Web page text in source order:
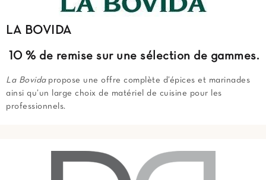
LA BOVIDA
10 % de remise sur une sélection de gammes.
La Bovidapropose une offre complète d’épices et marinades
ainsi qu’un large choix de matériel de cuisine pour les
professionnels.